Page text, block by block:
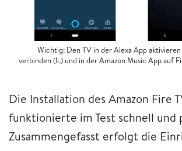
Wichtig: Den TV in der Alexa App
verbinden (li.) und in der Amazon Music App auf
Die Installation des Amazon Fire
funktionierte im Test schnell und
Zusammengefasst erfolgt die